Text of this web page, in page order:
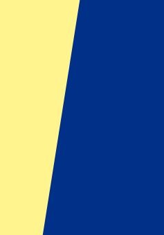
Ist das Datum der Spiele bestätigt?
Kann ich mir meinen Platz aussuchen?